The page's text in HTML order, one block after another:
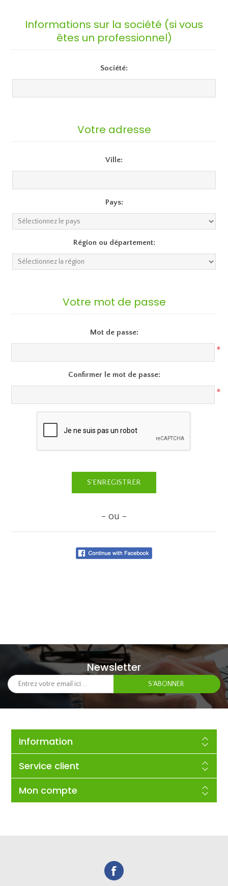
Informations sur la société (si vous
êtes un professionnel)
Société:
Votre adresse
Ville:
Pays:
Région ou département:
Votre mot de passe
Mot de passe:
*
Confirmer le mot de passe:
*
- ou -
Newsletter
Information
Service client
Mon compte